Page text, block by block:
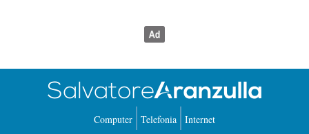
Computer Telefonia Internet